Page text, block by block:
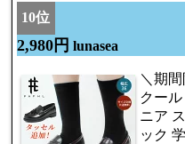
10位
2,980円 lunasea
＼期
クー
ニア
ック